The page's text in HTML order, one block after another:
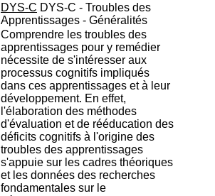
DYS-C DYS-C - Troubles des
Apprentissages - Généralités
Comprendre les troubles des
apprentissages pour y remédier
nécessite de s'intéresser aux
processus cognitifs impliqués
dans ces apprentissages et à leur
développement. En effet,
l'élaboration des méthodes
d'évaluation et de rééducation des
déficits cognitifs à l'origine des
troubles des apprentissages
s'appuie sur les cadres théoriques
et les données des recherches
fondamentales sur le
ô
n
e
-
A
l
p
e
s
C
e
n
t
r
e